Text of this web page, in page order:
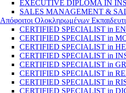
EXECUTIVE DIPLOMA IN
SALES MANAGEMENT &
Απόφοιτοι Ολοκληρωμένων
CERTIFIED SPECIALIST in
CERTIFIED SPECIALIST in
CERTIFIED SPECIALIST in
CERTIFIED SPECIALIST in
CERTIFIED SPECIALIST in
CERTIFIED SPECIALIST in
CERTIFIED SPECIALIST in
CERTIFIED SPECIALIST in